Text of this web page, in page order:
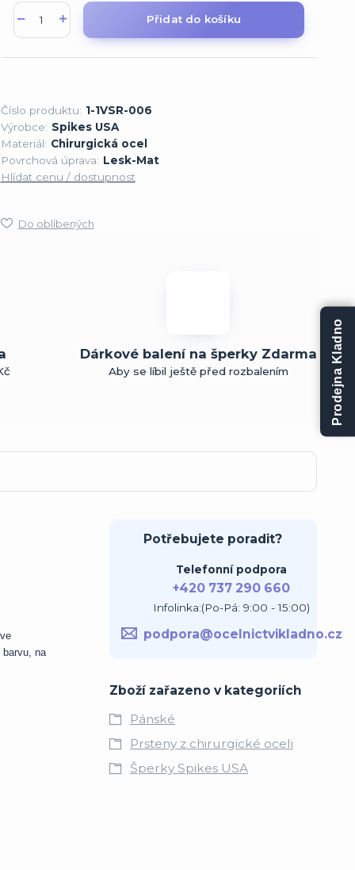
Přidat do košíku
Číslo produktu: 1-1VSR-006
Výrobce: Spikes USA
Materiál: Chirurgická ocel
Povrchová úprava: Lesk-Mat
Hlídat cenu / dostupnost
Do oblíbených
Dárkové balení na šperky Zdarma
Aby se líbil ještě před rozbalením
na
Potřebujete poradit?
Telefonní podpora
+420 737 290 660
Infolinka:(Po-Pá: 9:00 - 15:00)
podpora@ocelnictvikladno.cz
Zboží zařazeno v kategoriích
Pánské
Prsteny z chirurgické oceli
Šperky Spikes USA
Prodejna Kladno